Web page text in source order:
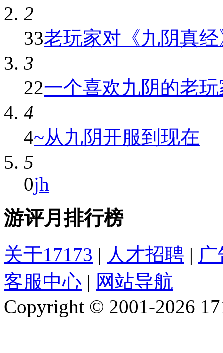
2
33老玩家对《九阴真
3
22一个喜欢九阴的老
4
4~从九阴开服到现在
5
0jh
游评月排行榜
关于17173 | 人才招聘 |
客服中心 | 网站导航
Copyright © 2001-2026